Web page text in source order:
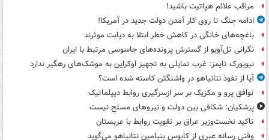
مراقب علائم هپاتیت باشید!
ادامه جنگ تا روی کار آمدن دولت جدید در آمریکا!
باغچه‌های خانگی در کاهش خطر ابتلا به دیابت موثرند
نگرانی تل‌آویو از گسترش پرونده‌های جاسوسی مرتبط با ایران
نیویورک تایمز: غرب تمایلی به تجهیز اوکراین به موشک‌های رهگیر ندارد
آیا از نفوذ نتانیاهو در واشنگتن کاسته شده است؟
توافق پرو و مکزیک بر سر ازسرگیری روابط دیپلماتیک
پزشکیان: شکافی بین دولت و نیروهای مسلح نیست
تاکید نخست‌وزیر عراق بر تقویت روابط با عربستان
وقتی رسانه عبری از کابوس بنیامین نتانیاهو می‌گوید